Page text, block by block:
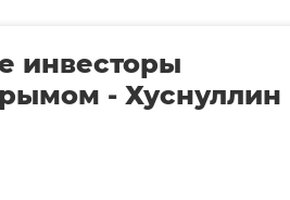
инвесторы
- Хуснуллин